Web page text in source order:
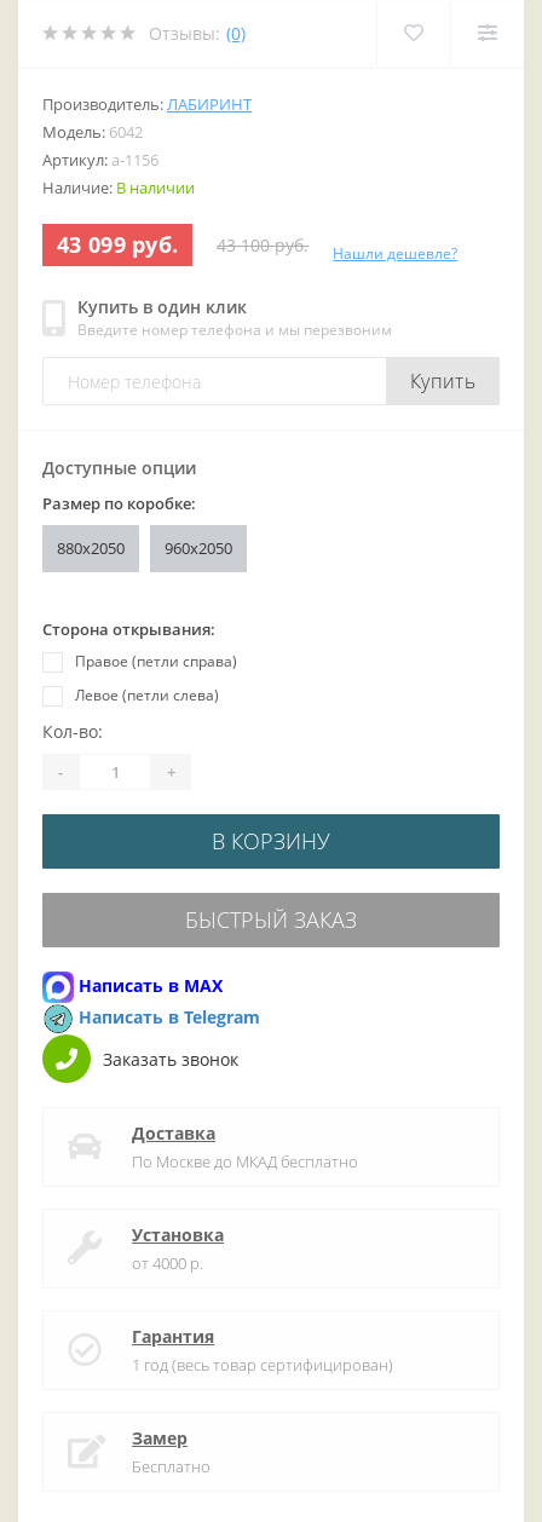
Отзывы: (0)
Производитель:ЛАБИРИНТ
Модель: 6042
Артикул: a-1156
Наличие: В наличии
43 099 руб. 43 100 руб. Нашли дешевле?
Купить в один клик
Введите номер телефона и мы перезвоним
Купить
Доступные опции
Размер по коробке:
880x2050 960x2050
Сторона открывания:
Правое (петли справа)
Левое (петли слева)
Кол-во:
- +
В КОРЗИНУ
БЫСТРЫЙ ЗАКАЗ
Написать в MAX
Написать в Telegram
Заказать звонок
Доставка
По Москве до МКАД бесплатно
Установка
от 4000 р.
Гарантия
1 год (весь товар сертифицирован)
Замер
Бесплатно